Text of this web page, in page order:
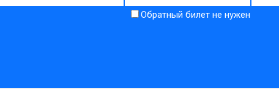
Обратный билет не нужен